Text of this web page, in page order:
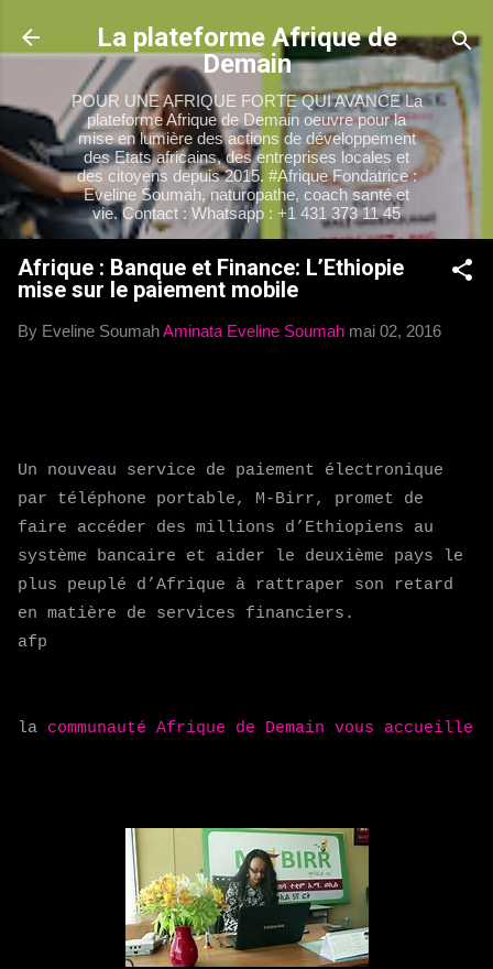
Accéder au contenu principal
La plateforme Afrique de
Demain
POUR UNE AFRIQUE FORTE QUI AVANCE La
plateforme Afrique de Demain oeuvre pour la
mise en lumière des actions de développement
des Etats africains, des entreprises locales et
des citoyens depuis 2015. #Afrique Fondatrice :
Eveline Soumah, naturopathe, coach santé et
vie. Contact : Whatsapp : +1 431 373 11 45
Afrique : Banque et Finance: L’Ethiopie
mise sur le paiement mobile
By Eveline SoumahAminata Eveline Soumah mai 02, 2016
Un nouveau service de paiement électronique
par téléphone portable, M-Birr, promet de
faire accéder des millions d’Ethiopiens au
système bancaire et aider le deuxième pays le
plus peuplé d’Afrique à rattraper son retard
en matière de services financiers.
afp
la communauté Afrique de Demain vous accueille